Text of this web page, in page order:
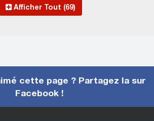
Afficher Tout (69)
cette page ? Partagez la sur
Facebook !